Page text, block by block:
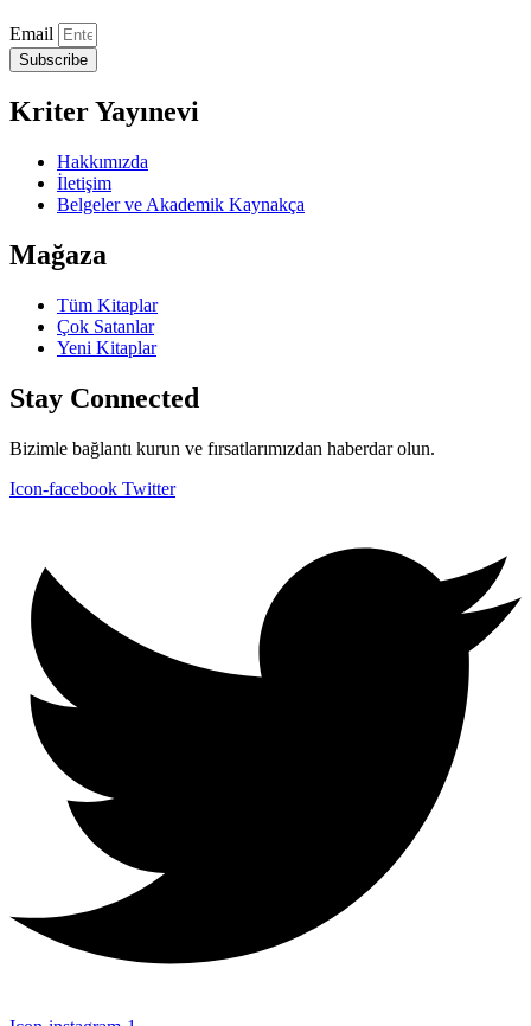
Email
Subscribe
Kriter Yayınevi
Hakkımızda
İletişim
Belgeler ve Akademik Kaynakça
Mağaza
Tüm Kitaplar
Çok Satanlar
Yeni Kitaplar
Stay Connected
Bizimle bağlantı kurun ve fırsatlarımızdan haberdar olun.
Icon-facebook Twitter